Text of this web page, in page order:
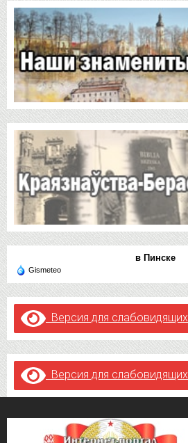
в Пинске
Gismeteo
Версия для слабовидящих
Версия для слабовидящих